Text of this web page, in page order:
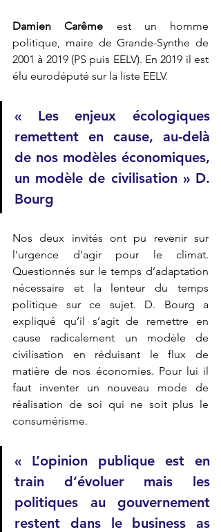
Damien Carême est un homme
politique, maire de Grande-Synthe de
2001 à 2019 (PS puis EELV). En 2019 il est
élu eurodéputé sur la liste EELV.
« Les enjeux écologiques
remettent en cause, au-delà
de nos modèles économiques,
un modèle de civilisation » D.
Bourg
Nos deux invités ont pu revenir sur
l’urgence d’agir pour le climat.
Questionnés sur le temps d’adaptation
nécessaire et la lenteur du temps
politique sur ce sujet. D. Bourg a
expliqué qu’il s’agit de remettre en
cause radicalement un modèle de
civilisation en réduisant le flux de
matière de nos économies. Pour lui il
faut inventer un nouveau mode de
réalisation de soi qui ne soit plus le
consumérisme.
« L’opinion publique est en
train d’évoluer mais les
politiques au gouvernement
restent dans le business as